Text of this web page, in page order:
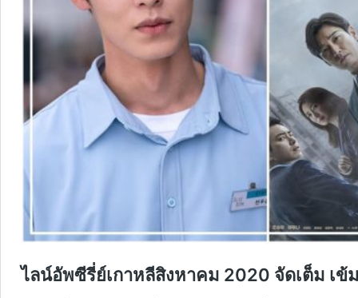
ไลน์อัพซีรี่ย์เกาหลีสิงหาคม 2020 จัดเต็ม เ